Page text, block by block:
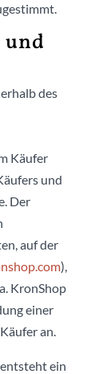
und
des
Käufer
und
Der
auf der
),
KronShop
einer
an.
ein